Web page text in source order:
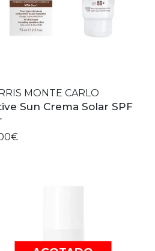
MONTE CARLO
Sun Crema Solar SPF